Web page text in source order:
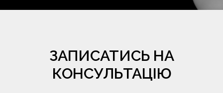
ЗАПИСАТИСЬ НА
КОНСУЛЬТАЦІЮ